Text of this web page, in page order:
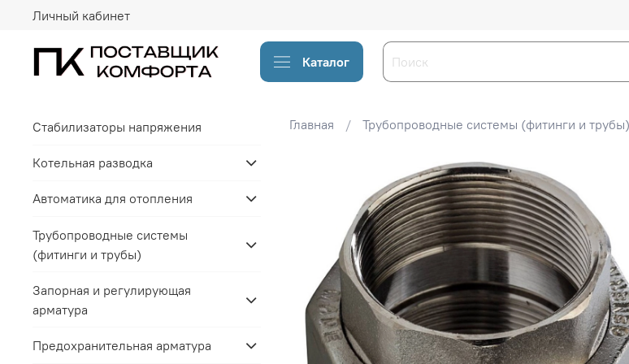
Личный кабинет
Каталог
Главная Трубопроводные системы (фитинги и трубы)
Стабилизаторы напряжения
Котельная разводка
Автоматика для отопления
Трубопроводные системы
(фитинги и трубы)
Запорная и регулирующая
арматура
Предохранительная арматура